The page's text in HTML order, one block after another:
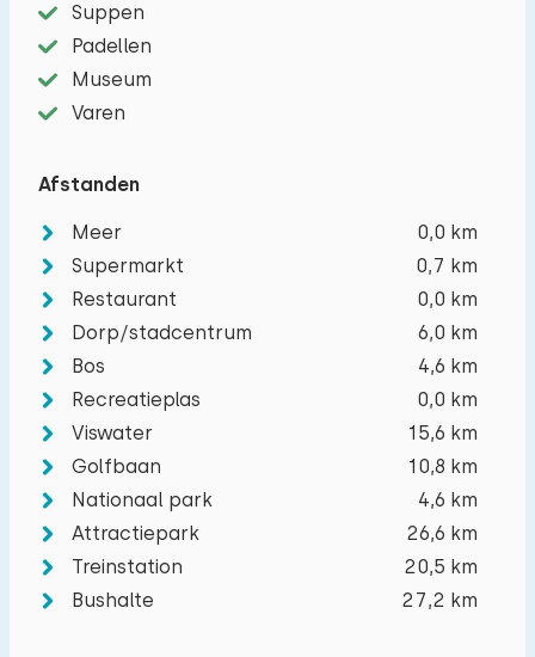
Suppen
Padellen
Museum
Varen
Afstanden
Meer
0,0 km
Supermarkt
0,7 km
Restaurant
0,0 km
Dorp/stadcentrum
6,0 km
Bos
4,6 km
Recreatieplas
0,0 km
Viswater
15,6 km
Golfbaan
10,8 km
Nationaal park
4,6 km
Attractiepark
26,6 km
Treinstation
20,5 km
Bushalte
27,2 km